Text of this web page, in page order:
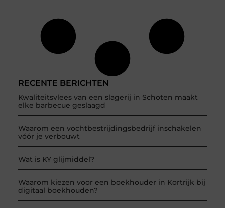
RECENTE BERICHTEN
Kwaliteitsvlees van een slagerij in Schoten maakt
elke barbecue geslaagd
Waarom een vochtbestrijdingsbedrijf inschakelen
vóór je verbouwt
Wat is KY glijmiddel?
Waarom kiezen voor een boekhouder in Kortrijk bij
digitaal boekhouden?